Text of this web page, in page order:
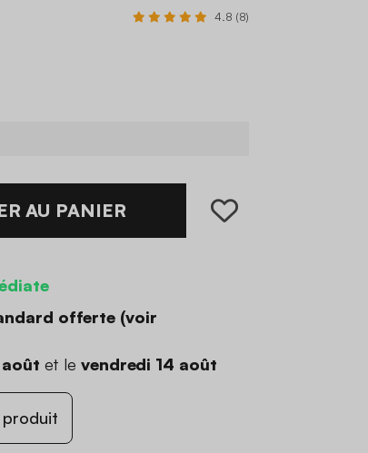
4.8 (8)
AU PANIER
offerte (voir
et le vendredi 14 août